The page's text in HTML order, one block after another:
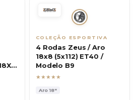
COLEÇÃO ESPORTIVA
4 Rodas Zeus / Aro
18x8 (5x112) ET40 /
Modelo B9
★★★★★
Aro18"